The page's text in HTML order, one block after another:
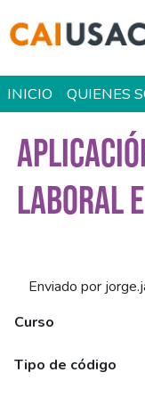
Main navigation
INICIO QUIENES
LABORAL
Enviado por
Curso
Tipo de código